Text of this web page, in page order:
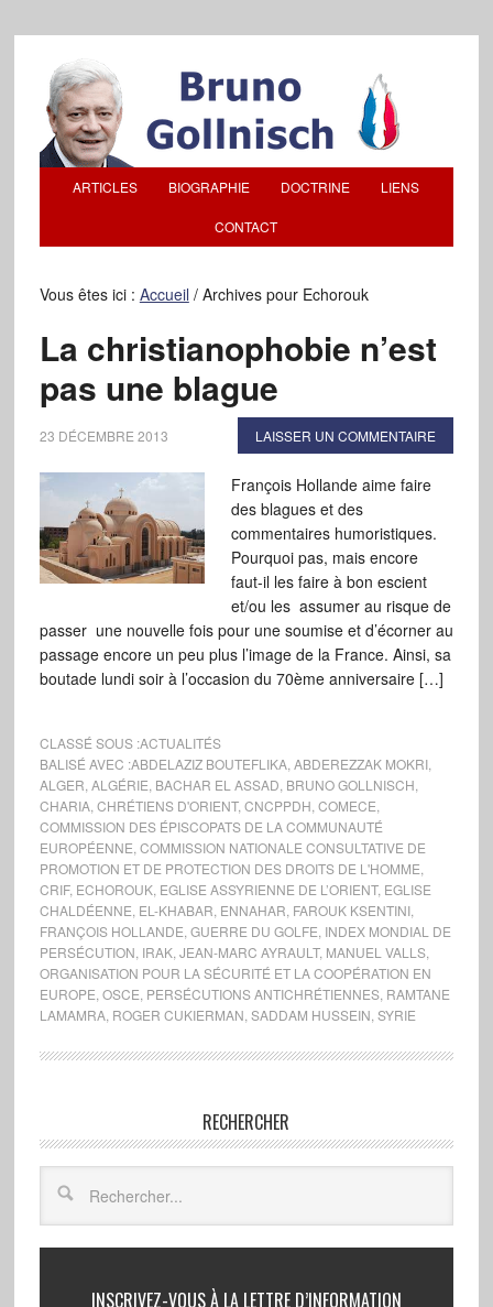
ARTICLES BIOGRAPHIE DOCTRINE LIENS
CONTACT
Vous êtes ici : Accueil /Archives pour Echorouk
La christianophobie n’est
pas une blague
23 DÉCEMBRE 2013 LAISSER UN COMMENTAIRE
François Hollande aime faire
des blagues et des
commentaires humoristiques.
Pourquoi pas, mais encore
faut-il les faire à bon escient
et/ou les assumer au risque de
passer une nouvelle fois pour une soumise et d’écorner au
passage encore un peu plus l’image de la France. Ainsi, sa
boutade lundi soir à l’occasion du 70ème anniversaire […]
CLASSÉ SOUS :ACTUALITÉS
BALISÉ AVEC :ABDELAZIZ BOUTEFLIKA, ABDEREZZAK MOKRI,
ALGER ALGÉRIE BACHAR EL ASSAD BRUNO GOLLNISCH
CHARIA, CHRÉTIENS D'ORIENT, CNCPPDH COMECE
COMMISSION DES ÉPISCOPATS DE LA COMMUNAUTÉ
EUROPÉENNE COMMISSION NATIONALE CONSULTATIVE DE
PROMOTION ET DE PROTECTION DES DROITS DE L'HOMME
CRIF, ECHOROUK, EGLISE ASSYRIENNE DE L’ORIENT, EGLISE
CHALDÉENNE EL-KHABAR ENNAHAR FAROUK KSENTINI,
FRANÇOIS HOLLANDE GUERRE DU GOLFE INDEX MONDIAL DE
PERSÉCUTION IRAK, JEAN-MARC AYRAULT, MANUEL VALLS,
ORGANISATION POUR LA SÉCURITÉ ET LA COOPÉRATION EN
EUROPE OSCE PERSÉCUTIONS ANTICHRÉTIENNES, RAMTANE
LAMAMRA, ROGER CUKIERMAN SADDAM HUSSEIN SYRIE
RECHERCHER
INSCRIVEZ-VOUS À LA LETTRE D’INFORMATION